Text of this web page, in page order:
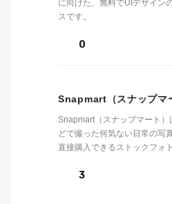
に向けた、無料でUIデザイン
スです。
0
Snapmart（スナップマ
Snapmart（スナップマート）
どで撮った何気ない日常の写
直接購入できるストックフォ
3